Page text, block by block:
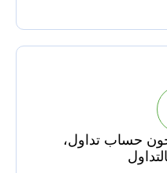
حساب تداول،